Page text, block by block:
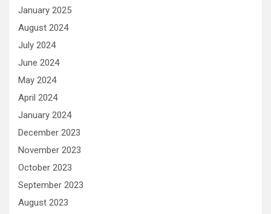
January 2025
August 2024
July 2024
June 2024
May 2024
April 2024
January 2024
December 2023
November 2023
October 2023
September 2023
August 2023